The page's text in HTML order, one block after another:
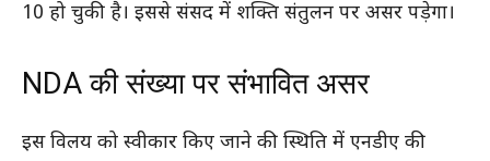
10 हो चुकी है। इससे संसद में शक्ति संतुलन पर असर पड़ेगा।
NDA की संख्या पर संभावित असर
इस विलय को स्वीकार किए जाने की स्थिति में एनडीए की